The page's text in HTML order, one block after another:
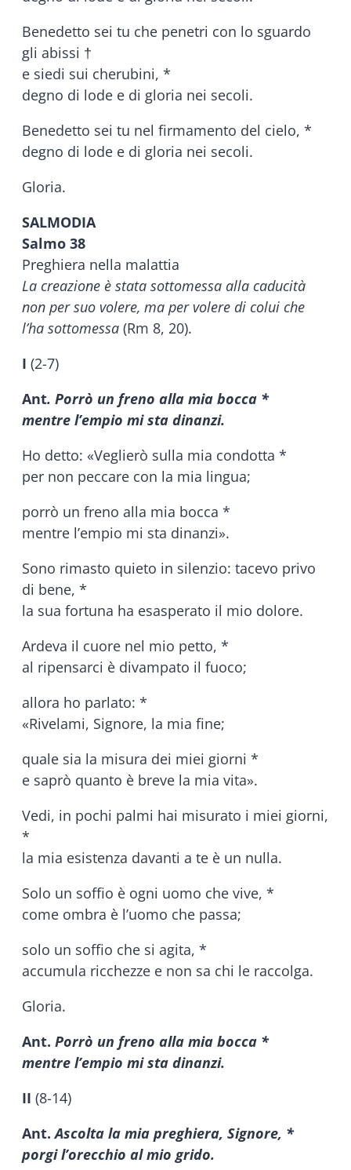
Benedetto sei tu che penetri con lo sguardo
gli abissi †
e siedi sui cherubini, *
degno di lode e di gloria nei secoli.
Benedetto sei tu nel firmamento del cielo, *
degno di lode e di gloria nei secoli.
Gloria.
SALMODIA
Salmo 38
Preghiera nella malattia
La creazione è stata sottomessa alla caducità
non per suo volere, ma per volere di colui che
l’ha sottomessa (Rm 8, 20).
I (2-7)
Ant. Porrò un freno alla mia bocca *
mentre l’empio mi sta dinanzi.
Ho detto: «Veglierò sulla mia condotta *
per non peccare con la mia lingua;
porrò un freno alla mia bocca *
mentre l’empio mi sta dinanzi».
Sono rimasto quieto in silenzio: tacevo privo
di bene, *
la sua fortuna ha esasperato il mio dolore.
Ardeva il cuore nel mio petto, *
al ripensarci è divampato il fuoco;
allora ho parlato: *
«Rivelami, Signore, la mia fine;
quale sia la misura dei miei giorni *
e saprò quanto è breve la mia vita».
Vedi, in pochi palmi hai misurato i miei giorni,
*
la mia esistenza davanti a te è un nulla.
Solo un soffio è ogni uomo che vive, *
come ombra è l’uomo che passa;
solo un soffio che si agita, *
accumula ricchezze e non sa chi le raccolga.
Gloria.
Ant. Porrò un freno alla mia bocca *
mentre l’empio mi sta dinanzi.
II (8-14)
Ant.Ascolta la mia preghiera, Signore, *
porgi l’orecchio al mio grido.